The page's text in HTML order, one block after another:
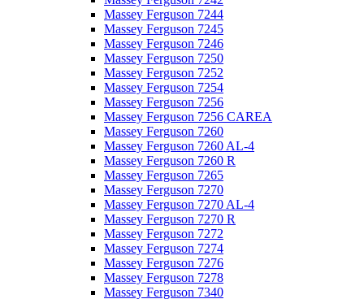
Massey Ferguson 7244
Massey Ferguson 7245
Massey Ferguson 7246
Massey Ferguson 7250
Massey Ferguson 7252
Massey Ferguson 7254
Massey Ferguson 7256
Massey Ferguson 7256 CAREA
Massey Ferguson 7260
Massey Ferguson 7260 AL-4
Massey Ferguson 7260 R
Massey Ferguson 7265
Massey Ferguson 7270
Massey Ferguson 7270 AL-4
Massey Ferguson 7270 R
Massey Ferguson 7272
Massey Ferguson 7274
Massey Ferguson 7276
Massey Ferguson 7278
Massey Ferguson 7340